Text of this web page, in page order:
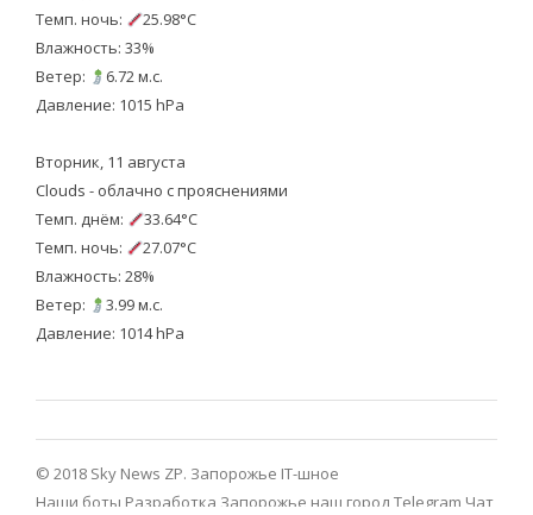
Темп. ночь:
25.98°C
Влажность: 33%
Ветер:
6.72 м.с.
Давление: 1015 hPa
Вторник, 11 августа
Clouds - облачно с прояснениями
Темп. днём:
33.64°C
Темп. ночь:
27.07°C
Влажность: 28%
Ветер:
3.99 м.с.
Давление: 1014 hPa
© 2018 Sky News ZP. Запорожье IT-шное
Наши боты Разработка Запорожье наш город Telegram Чат